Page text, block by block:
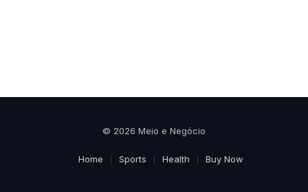
© 2026 Meio e Negócio
Home Sports Health Buy Now